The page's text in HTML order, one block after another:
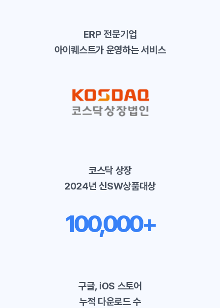
ERP 전문기업
아이퀘스트가 운영하는 서비스
코스닥 상장
2024년 신SW상품대상
100,000+
구글, iOS 스토어
누적 다운로드 수